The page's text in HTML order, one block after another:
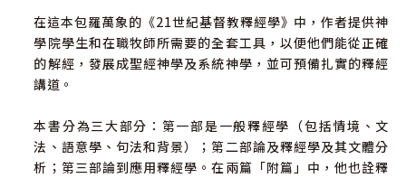
在這本包羅萬象的《21世紀基督教釋經學》中，作者提供神
學院學生和在職牧師所需要的全套工具，以便他們能從正確
的解經，發展成聖經神學及系統神學，並可預備扎實的釋經
講道。
本書分為三大部分：第一部是一般釋經學（包括情境、文
法、語意學、句法和背景）；第二部論及釋經學及其文體分
析；第三部論到應用釋經學。在兩篇「附篇」中，他也詮釋